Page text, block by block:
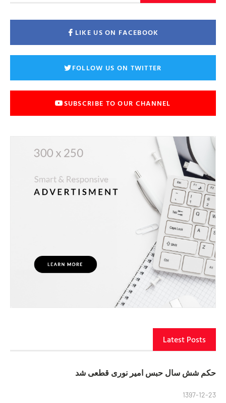
LIKE US ON FACEBOOK
FOLLOW US ON TWITTER
SUBSCRIBE TO OUR CHANNEL
Latest Posts
حکم شش سال حبس امیر نوری قطعی شد
1397-12-23